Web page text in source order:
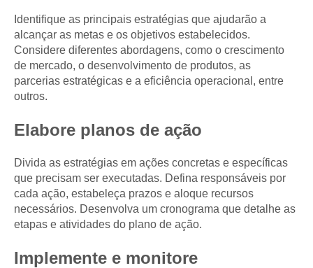
Identifique as principais estratégias que ajudarão a
alcançar as metas e os objetivos estabelecidos.
Considere diferentes abordagens, como o crescimento
de mercado, o desenvolvimento de produtos, as
parcerias estratégicas e a eficiência operacional, entre
outros.
Elabore planos de ação
Divida as estratégias em ações concretas e específicas
que precisam ser executadas. Defina responsáveis por
cada ação, estabeleça prazos e aloque recursos
necessários. Desenvolva um cronograma que detalhe as
etapas e atividades do plano de ação.
Implemente e monitore